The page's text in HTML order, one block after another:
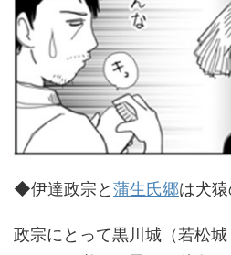
◆伊達政宗と蒲生氏郷は犬猿
政宗にとって黒川城（若松